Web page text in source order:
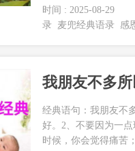
时间 : 2025-08-29
录
麦兜经典语录 感
我朋友不多
经典语句：我朋友不
好。2、不要因为一
时候，你会觉得痛苦